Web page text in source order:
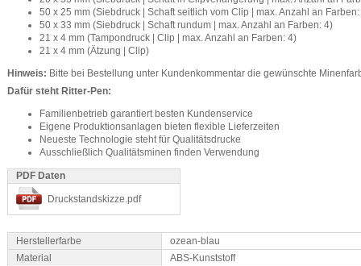
50 x 25 mm (Siebdruck | Schaft seitlich vom Clip | max. Anzahl an
50 x 33 mm (Siebdruck | Schaft rundum | max. Anzahl an Farben: 4)
21 x 4 mm (Tampondruck | Clip | max. Anzahl an Farben: 4)
21 x 4 mm (Ätzung | Clip)
Hinweis: Bitte bei Bestellung unter Kundenkommentar die gewünschte
Dafür steht Ritter-Pen:
Familienbetrieb garantiert besten Kundenservice
Eigene Produktionsanlagen bieten flexible Lieferzeiten
Neueste Technologie steht für Qualitätsdrucke
Ausschließlich Qualitätsminen finden Verwendung
PDF Daten
Druckstandskizze.pdf
Herstellerfarbe
ozean-blau
Material
ABS-Kunststoff